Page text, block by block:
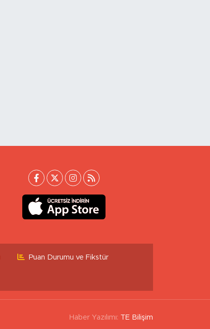
Puan Durumu ve Fikstür
Haber Yazılımı: TE Bilişim